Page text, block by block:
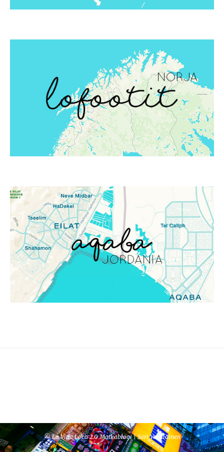
© La Vida Loca 2.0 Matkablogi | Sari Venäläinen